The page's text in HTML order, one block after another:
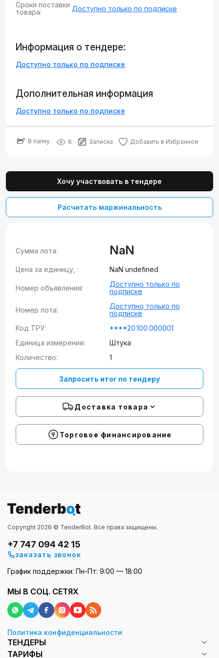
Сроки поставки
товара:
Доступно только по подписке
Информация о тендере:
Доступно только по подписке
Дополнительная информация
Доступно только по подписке
В папку 6 Записка Добавить в Избранное
Хочу участвовать в тендере
Расчитать маржинальность
Сумма лота: NaN
Цена за единицу, : NaN undefined
Номер объявления:
Доступно только по
подписке
Номер лота:
Доступно только по
подписке
Код ТРУ:
****20.100.000001
Единица измерения:
Штука
Количество:
1
Запросить итог по тендеру
Доставка товара
Торговое финансирование
Copyright 2026 © TenderBot. Все права защищены.
+7 747 094 42 15
заказать звонок
График поддержки: Пн-Пт: 9:00 — 18:00
МЫ В СОЦ. СЕТЯХ
Политика конфиденциальности
ТЕНДЕРЫ
ТАРИФЫ